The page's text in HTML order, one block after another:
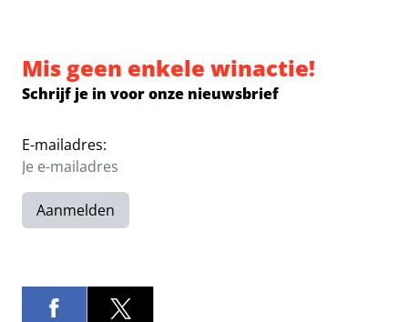
Mis geen enkele winactie!
Schrijf je in voor onze nieuwsbrief
E-mailadres:
Aanmelden